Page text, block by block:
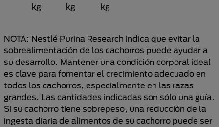
kg
kg
kg
NOTA: Nestlé Purina Research indica que evitar la
sobrealimentación de los cachorros puede ayudar a
su desarrollo. Mantener una condición corporal ideal
es clave para fomentar el crecimiento adecuado en
todos los cachorros, especialmente en las razas
grandes. Las cantidades indicadas son sólo una guía.
Si su cachorro tiene sobrepeso, una reducción de la
ingesta diaria de alimentos de su cachorro puede ser